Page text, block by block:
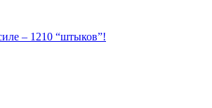
– 1210 “штыков”!